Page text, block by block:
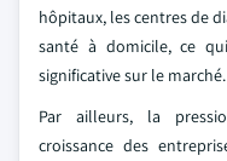
hôpitaux, les centres de
santé à domicile, ce
significative sur le marché.
Par ailleurs, la
croissance des